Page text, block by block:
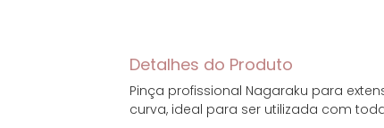
Parcelas:
Detalhes do Produto
Pinça profissional Nagaraku para
curva, ideal para ser utilizada com